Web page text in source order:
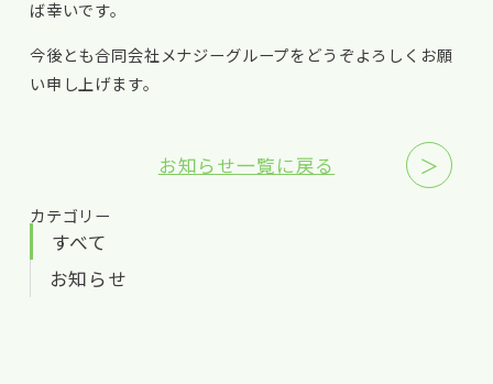
カテゴリー
すべて
お知らせ
ば幸いです。
今後とも合同会社メナジーグループをどうぞよろしくお願
い申し上げます。
お知らせ一覧に戻る ＞